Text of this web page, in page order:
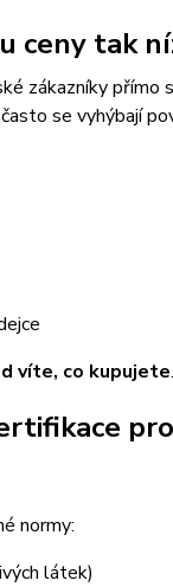
ceny tak
zákazníky přímo
se vyhýbají
víte, co kupujete.
normy:
látek)